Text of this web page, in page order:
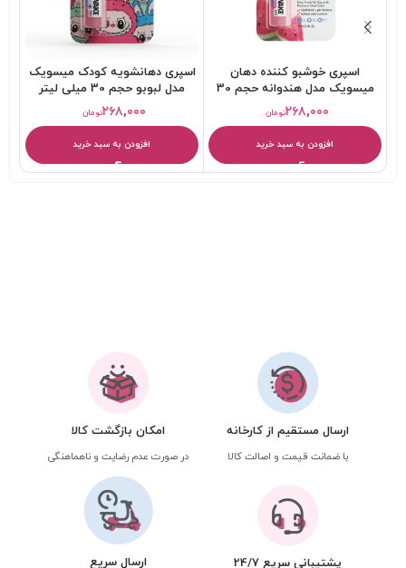
اسپری خوشبو کننده دهان
میسویک مدل هندوانه حجم 30
میلی لیترتومان۲۶۸,۰۰۰
افزودن به سبد خرید
اسپری دهانشویه کودک میسویک
مدل لبوبو حجم 30 میلی لیتر
تومان۲۶۸,۰۰۰
افزودن به سبد خرید
ارسال مستقیم از کارخانه
با ضمانت قیمت و اصالت کالا
امکان بازگشت کالا
در صورت عدم رضایت و ناهماهنگی
پشتیبانی سریع 24/7 ارسال سریع